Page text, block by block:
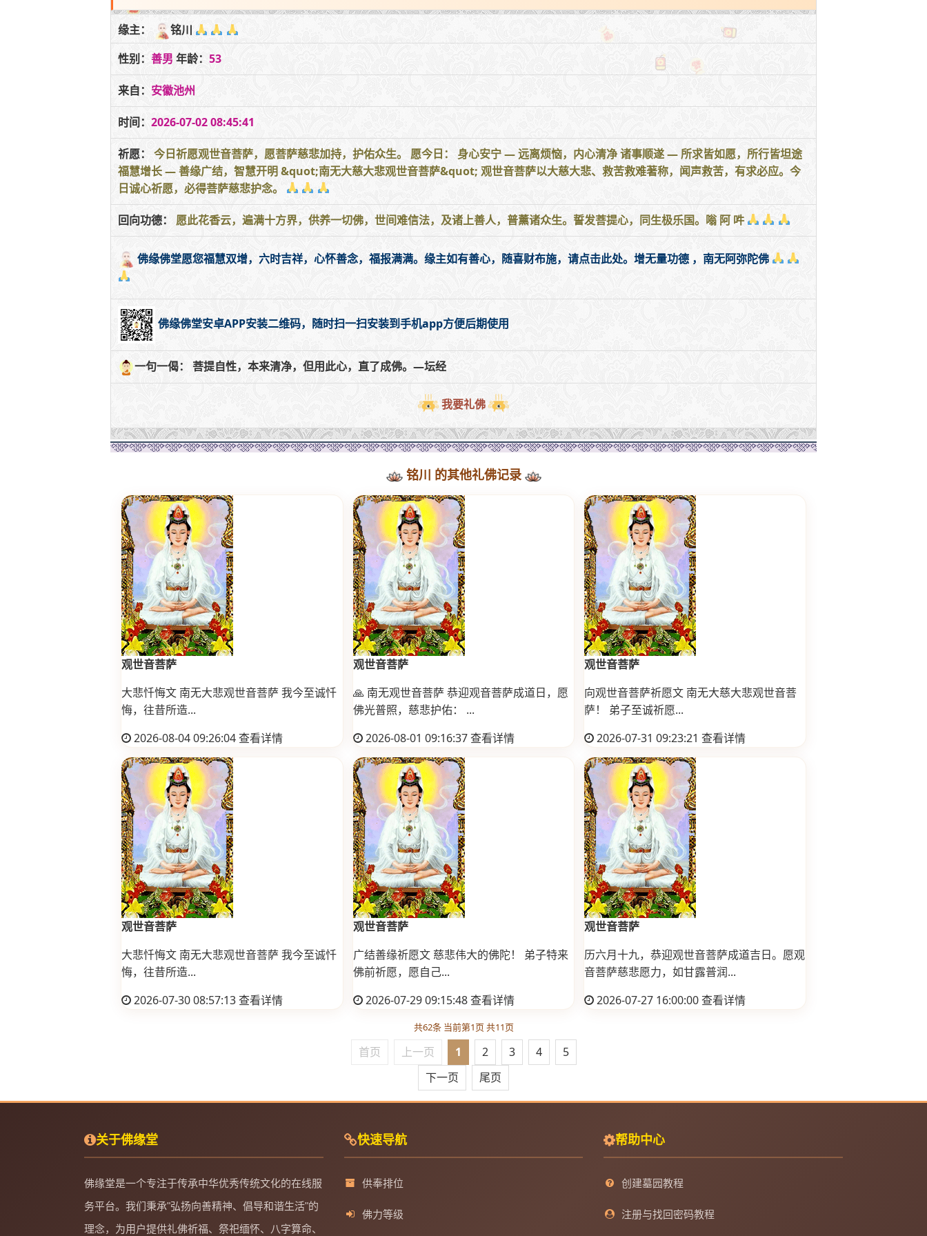
缘主：
铭川
性别： 善男 年龄： 53
来自： 安徽池州
时间： 2026-07-02 08:45:41
祈愿：
今日祈愿观世音菩萨，愿菩萨慈悲加持，护佑众生。 愿今日： 身心安宁 — 远离烦恼，内心清净 诸事顺遂 — 所求皆如愿，所行皆坦途
福慧增长 — 善缘广结，智慧开明 &quot;南无大慈大悲观世音菩萨&quot; 观世音菩萨以大慈大悲、救苦救难著称，闻声救苦，有求必应。今
日诚心祈愿，必得菩萨慈悲护念。
回向功德： 愿此花香云，遍满十方界，供养一切佛，世间难信法，及诸上善人，普薰诸众生。誓发菩提心，同生极乐国。嗡 阿 吽
佛缘佛堂愿您福慧双增，六时吉祥，心怀善念，福报满满。缘主如有善心，随喜财布施，请点击此处。增无量功德 ，南无阿弥陀佛
佛缘佛堂安卓APP安装二维码，随时扫一扫安装到手机app方便后期使用
一句一偈： 菩提自性，本来清净，但用此心，直了成佛。—坛经
我要礼佛
铭川 的其他礼佛记录
观世音菩萨
大悲忏悔文 南无大悲观世音菩萨 我今至诚忏
悔，往昔所造...
2026-08-04 09:26:04查看详情
观世音菩萨
🙏 南无观世音菩萨 恭迎观音菩萨成道日，愿
佛光普照，慈悲护佑： ...
2026-08-01 09:16:37查看详情
观世音菩萨
向观世音菩萨祈愿文 南无大慈大悲观世音菩
萨！ 弟子至诚祈愿...
2026-07-31 09:23:21 查看详情
观世音菩萨
大悲忏悔文 南无大悲观世音菩萨 我今至诚忏
悔，往昔所造...
2026-07-30 08:57:13查看详情
观世音菩萨
广结善缘祈愿文 慈悲伟大的佛陀！ 弟子特来
佛前祈愿，愿自己...
2026-07-29 09:15:48查看详情
观世音菩萨
历六月十九，恭迎观世音菩萨成道吉日。愿观
音菩萨慈悲愿力，如甘露普润...
2026-07-27 16:00:00查看详情
共62条 当前第1页 共11页
首页 上一页 1 2 3 4
5
下一页
尾页
关于佛缘堂
佛缘堂是一个专注于传承中华优秀传统文化的在线服
务平台。我们秉承"弘扬向善精神、倡导和谐生活"的
理念，为用户提供礼佛祈福、祭祀缅怀、八字算命、
快速导航
供奉排位
佛力等级
帮助中心
创建墓园教程
注册与找回密码教程